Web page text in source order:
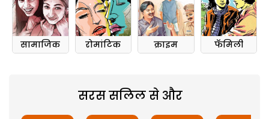
सामाजिक रोमांटिक क्राइम फॅमिली
सरस सलिल से और